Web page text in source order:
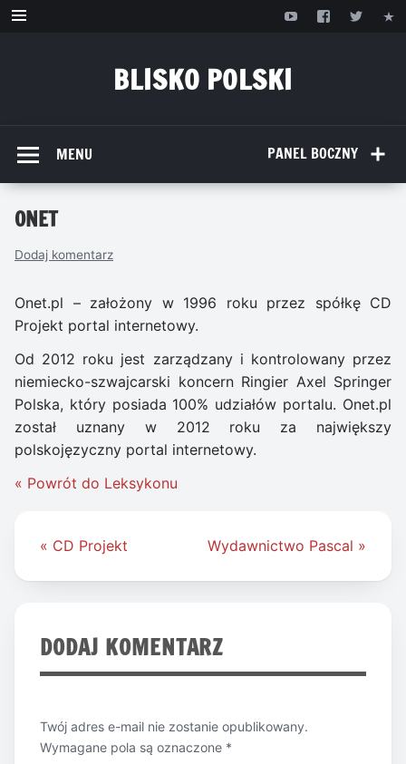
Przejdź
BLISKO POLSKI
PANEL BOCZNY
MENU
ONET
Dodaj komentarz
Onet.pl – założony w 1996 roku przez spółkę CD
Projekt portal internetowy.
Od 2012 roku jest zarządzany i kontrolowany przez
niemiecko-szwajcarski koncern Ringier Axel Springer
Polska, który posiada 100% udziałów portalu. Onet.pl
został uznany w 2012 roku za największy
polskojęzyczny portal internetowy.
« Powrót do Leksykonu
Nawigacja
« CD Projekt Wydawnictwo Pascal »
DODAJ KOMENTARZ
Twój adres e-mail nie zostanie opublikowany.
Wymagane pola są oznaczone *